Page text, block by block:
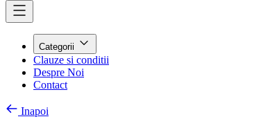
Categorii
Clauze si conditii
Despre Noi
Contact
Inapoi